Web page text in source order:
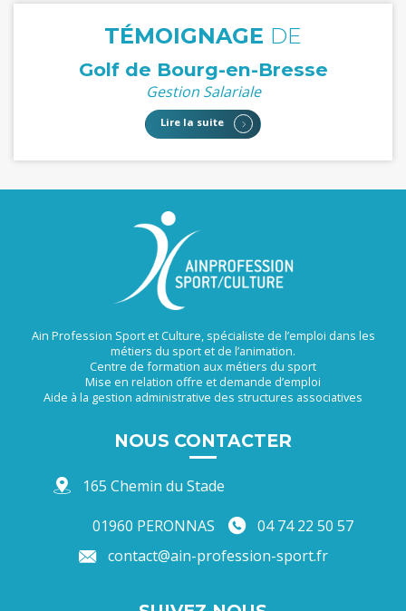
TÉMOIGNAGE DE
Golf de Bourg-en-Bresse
Gestion Salariale
Lire la suite
Ain Profession Sport et Culture, spécialiste de l’emploi dans les
métiers du sport et de l’animation.
Centre de formation aux métiers du sport
Mise en relation offre et demande d’emploi
Aide à la gestion administrative des structures associatives
NOUS CONTACTER
165 Chemin du Stade
01960 PERONNAS
04 74 22 50 57
contact@ain-profession-sport.fr